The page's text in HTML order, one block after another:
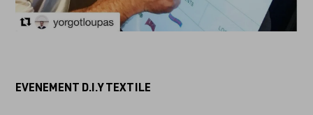
EVENEMENT D.I.Y TEXTILE